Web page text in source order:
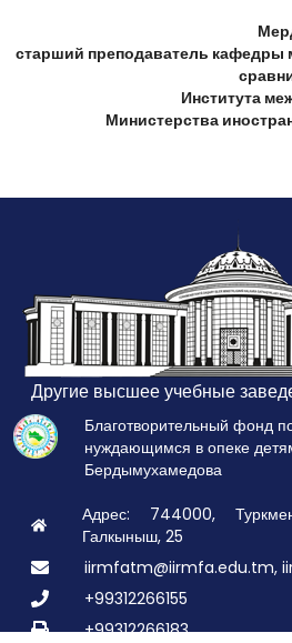
старший преподаватель кафедры
Института
Министерства
Другие высшее учебные
Благотворительный фонд
нуждающимся в опеке
Бердымухамедова
Адрес: 744000,
Галкыныш, 25
iirmfatm@iirmfa.edu.tm,
+99312266155
+99312266183